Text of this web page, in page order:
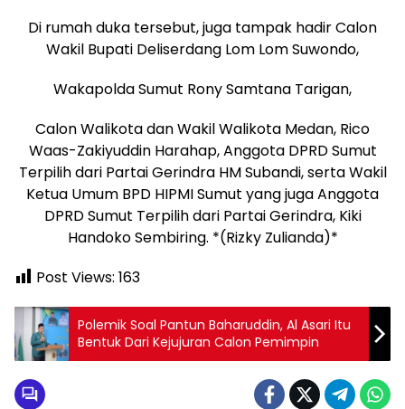
Di rumah duka tersebut, juga tampak hadir Calon
Wakil Bupati Deliserdang Lom Lom Suwondo,
Wakapolda Sumut Rony Samtana Tarigan,
Calon Walikota dan Wakil Walikota Medan, Rico
Waas-Zakiyuddin Harahap, Anggota DPRD Sumut
Terpilih dari Partai Gerindra HM Subandi, serta Wakil
Ketua Umum BPD HIPMI Sumut yang juga Anggota
DPRD Sumut Terpilih dari Partai Gerindra, Kiki
Handoko Sembiring. *(Rizky Zulianda)*
Post Views: 163
Polemik Soal Pantun Baharuddin, Al Asari Itu
Bentuk Dari Kejujuran Calon Pemimpin